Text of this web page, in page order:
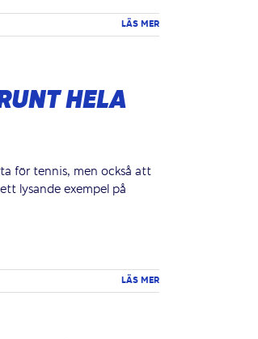
LÄS MER
HELA
för tennis, men också att
lysande exempel på
LÄS MER